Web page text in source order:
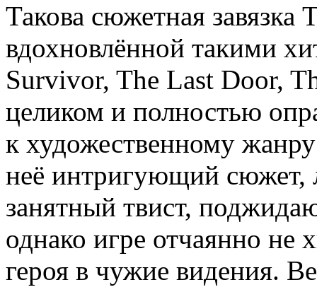
Такова сюжетная
вдохновлённой такими
Survivor, The Last Door,
целиком и полностью
к художественному
неё интригующий сюжет,
занятный твист,
однако игре отчаянно не
героя в чужие видения.